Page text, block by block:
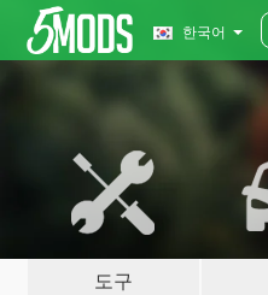
한국어
도구